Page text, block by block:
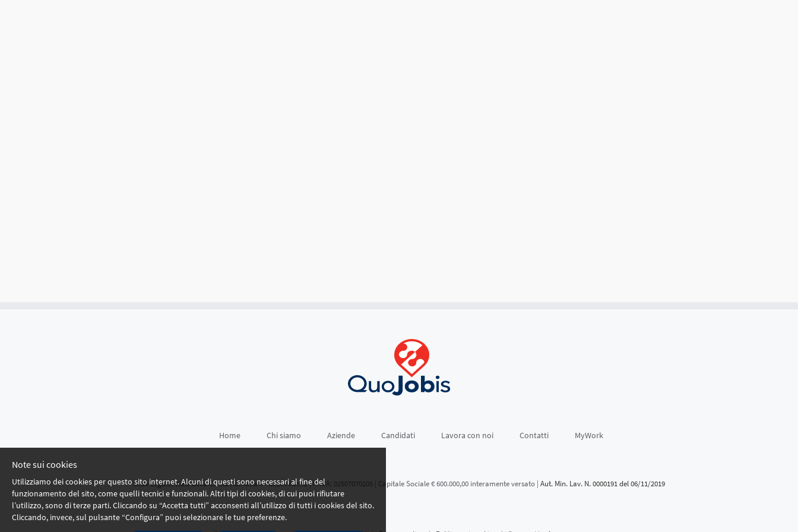
Note sui cookies
Utilizziamo dei cookies per questo sito internet. Alcuni di questi sono necessari al fine del
funzionamento del sito, come quelli tecnici e funzionali. Altri tipi di cookies, di cui puoi rifiutare
l’utilizzo, sono di terze parti. Cliccando su “Accetta tutti” acconsenti all’utilizzo di tutti i cookies del sito.
Cliccando, invece, sul pulsante “Configura” puoi selezionare le tue preferenze.
Home Chi siamo Aziende Candidati Lavora con noi Contatti MyWork
Sede Legale: Viale della Civiltà Romana 7 - 00144 Roma | P. IVA: 02507070205 | Capitale Sociale € 600.000,00 interamente versato | Aut. Min. Lav. N. 0000191 del 06/11/2019